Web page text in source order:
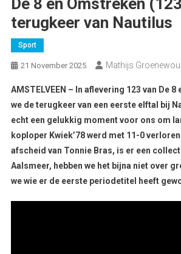
terugkeer van Nautilus
Sport
21 November 2025 Mathijs
AMSTELVEEN – In aflevering 123 van De 8
we de terugkeer van een eerste elftal bij
echt een gelukkig moment voor ons om
koploper Kwiek’78 werd met 11-0
afscheid van Tonnie Bras, is er een
Aalsmeer, hebben we het bijna niet over
we wie er de eerste periodetitel heeft